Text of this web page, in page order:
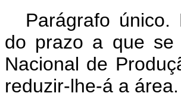
Parágrafo
do prazo a que se
Nacional de
reduzir-lhe-á a área.